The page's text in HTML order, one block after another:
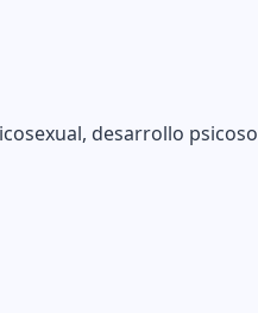
desarrollo